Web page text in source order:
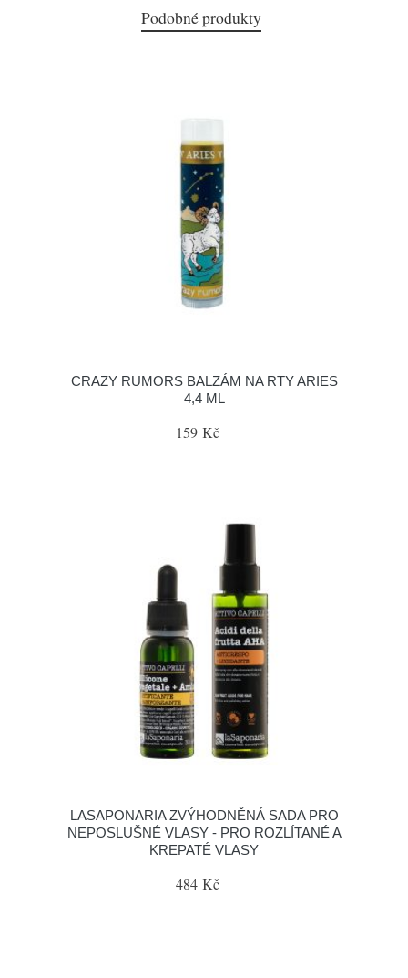
Podobné produkty
CRAZY RUMORS BALZÁM NA RTY ARIES
4,4 ML
159 Kč
LASAPONARIA ZVÝHODNĚNÁ SADA PRO
NEPOSLUŠNÉ VLASY - PRO ROZLÍTANÉ A
KREPATÉ VLASY
484 Kč